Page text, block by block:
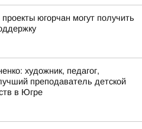
югорчан могут получить
художник, педагог,
преподаватель детской
в Югре